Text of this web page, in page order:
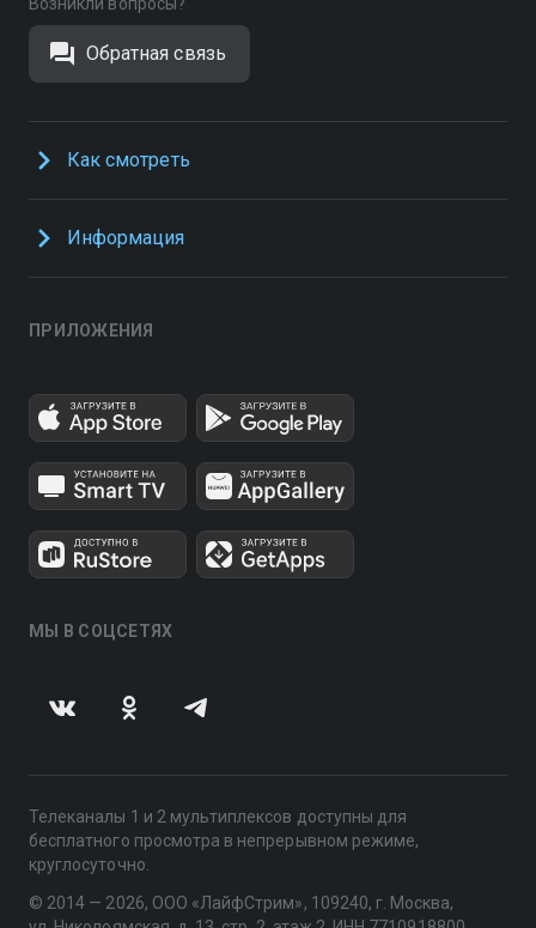
Обратная связь
Как смотреть
Информация
ПРИЛОЖЕНИЯ
МЫ В СОЦСЕТЯХ
Телеканалы 1 и 2 мультиплексов доступны для
бесплатного просмотра в непрерывном режиме,
круглосуточно.
© 2014 — 2026, ООО «ЛайфСтрим», 109240, г. Москва,